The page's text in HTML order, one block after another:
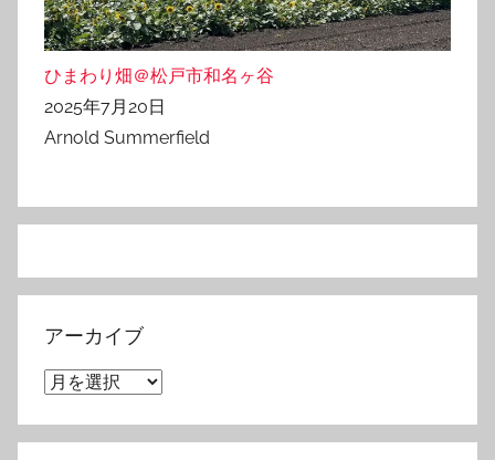
ひまわり畑＠松戸市和名ヶ谷
2025年7月20日
Arnold Summerfield
アーカイブ
ア
カ